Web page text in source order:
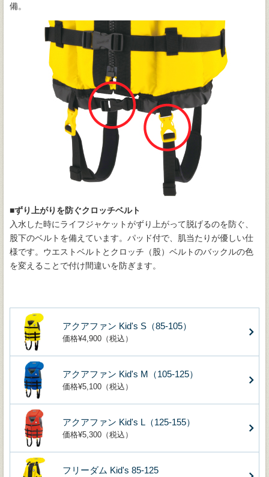
備。
■ずり上がりを防ぐクロッチベルト
入水した時にライフジャケットがずり上がって脱げるのを防ぐ、
股下のベルトを備えています。パッド付で、肌当たりが優しい仕
様です。ウエストベルトとクロッチ（股）ベルトのバックルの色
を変えることで付け間違いを防ぎます。
アクアファン Kid's S（85-105）
価格¥4,900（税込）
アクアファン Kid's M（105-125）
価格¥5,100（税込）
アクアファン Kid's L（125-155）
価格¥5,300（税込）
フリーダム Kid's 85-125